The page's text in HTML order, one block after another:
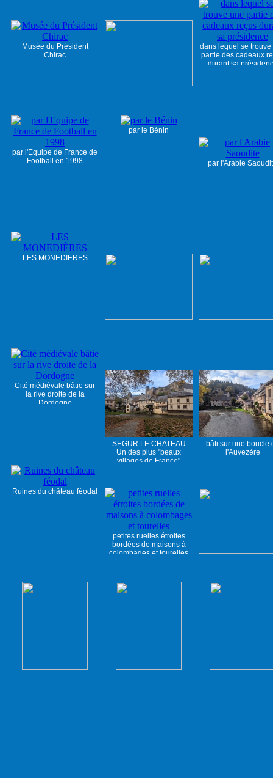
Musée du Président
Chirac
dans lequel se trouve
partie des cadeaux
durant sa
par l'Equipe de France de
Football en 1998
par le Bénin
par l'Arabie
LES MONEDIÈRES
Cité médiévale bâtie sur
la rive droite de la
Dordogne
SEGUR LE CHATEAU
Un des plus "beaux
villages de France"
bâti sur une boucle
l'Auvezère
Ruines du château féodal
petites ruelles étroites
bordées de maisons à
colombages et tourelles